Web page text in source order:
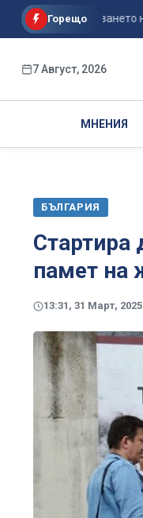
Горещо
Постъпването на
7 Август, 2026
МНЕНИЯ
БЪЛГАРИЯ
Стартира
памет на
13:31, 31 Март, 2025